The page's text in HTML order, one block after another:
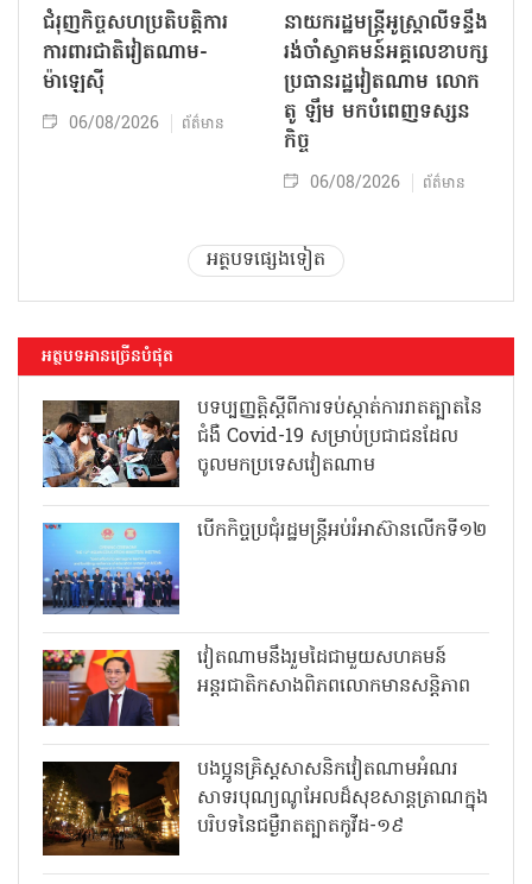
ជំរុញកិច្ចសហប្រតិបត្តិការ
ការពារជាតិវៀតណាម-
ម៉ាឡេស៊ី
06/08/2026 ព័ត៌មាន
នាយករដ្ឋមន្ត្រីអូស្ត្រាលីទន្ទឹង
រង់ចាំស្វាគមន៍អគ្គលេខាបក្ស
ប្រធានរដ្ឋវៀតណាម លោក
តូ ឡឹម មកបំពេញទស្សន
កិច្ច
06/08/2026 ព័ត៌មាន
អត្ថបទផ្សេងទៀត
អត្ថបទអានច្រើនបំផុត
បទប្បញ្ញត្តិស្តីពីការទប់ស្កាត់ការរាតត្បាតនៃ
ជំងឺ Covid-19 សម្រាប់ប្រជាជនដែល
ចូលមកប្រទេសវៀតណាម
បើកកិច្ចប្រជុំរដ្ឋមន្ត្រីអប់រំអាស៊ានលើកទី១២
វៀតណាមនឹងរួមដៃជាមួយសហគមន៍
អន្តរជាតិកសាងពិភពលោកមានសន្តិភាព
បងប្អូនគ្រិស្តសាសនិកវៀតណាមអំណរ
សាទរបុណ្យណូអែលដ៏សុខសាន្តត្រាណក្នុង
បរិបទនៃជម្ងឺរាតត្បាតកូវីដ-១៩